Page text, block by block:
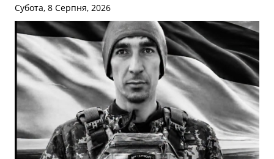
Субота, 8 Серпня, 2026